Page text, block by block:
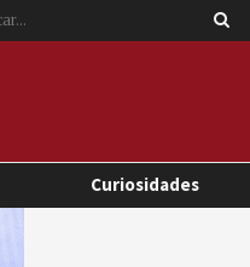
Curiosidades